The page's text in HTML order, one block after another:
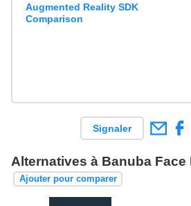
Augmented Reality SDK
Comparison
Signaler
Alternatives à Banuba Face
Ajouter pour comparer